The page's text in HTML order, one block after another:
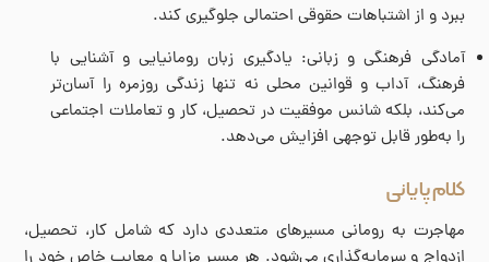
ببرد و از اشتباهات حقوقی احتمالی جلوگیری کند.
آمادگی فرهنگی و زبانی: یادگیری زبان رومانیایی و آشنایی با
فرهنگ، آداب و قوانین محلی نه تنها زندگی روزمره را آسان‌تر
می‌کند، بلکه شانس موفقیت در تحصیل، کار و تعاملات اجتماعی
را به‌طور قابل توجهی افزایش می‌دهد.
کلام پایانی
مهاجرت به رومانی مسیرهای متعددی دارد که شامل کار، تحصیل،